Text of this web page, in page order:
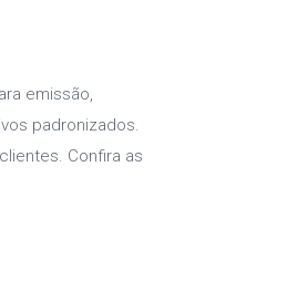
emissão,
padronizados.
Confira as